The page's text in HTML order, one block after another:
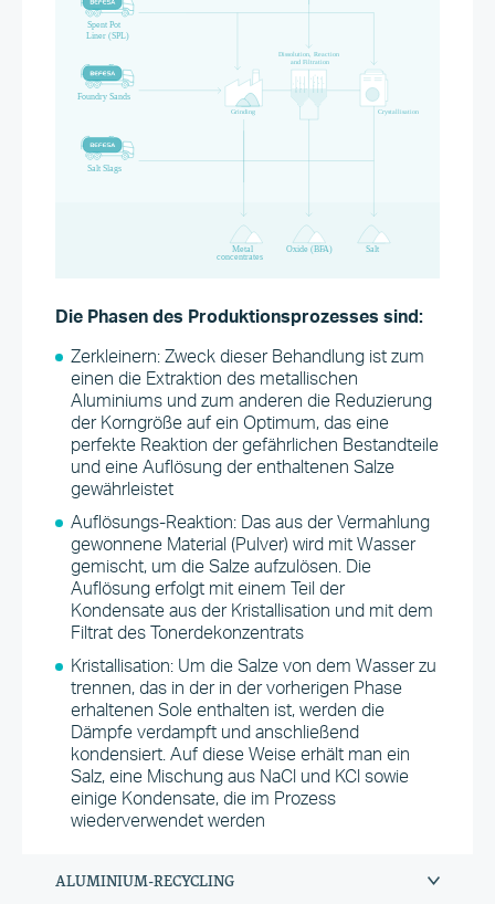
Die Phasen des Produktionsprozesses sind:
Zerkleinern: Zweck dieser Behandlung ist zum
einen die Extraktion des metallischen
Aluminiums und zum anderen die Reduzierung
der Korngröße auf ein Optimum, das eine
perfekte Reaktion der gefährlichen Bestandteile
und eine Auflösung der enthaltenen Salze
gewährleistet
Auflösungs-Reaktion: Das aus der Vermahlung
gewonnene Material (Pulver) wird mit Wasser
gemischt, um die Salze aufzulösen. Die
Auflösung erfolgt mit einem Teil der
Kondensate aus der Kristallisation und mit dem
Filtrat des Tonerdekonzentrats
Kristallisation: Um die Salze von dem Wasser zu
trennen, das in der in der vorherigen Phase
erhaltenen Sole enthalten ist, werden die
Dämpfe verdampft und anschließend
kondensiert. Auf diese Weise erhält man ein
Salz, eine Mischung aus NaCl und KCl sowie
einige Kondensate, die im Prozess
wiederverwendet werden
ALUMINIUM-RECYCLING